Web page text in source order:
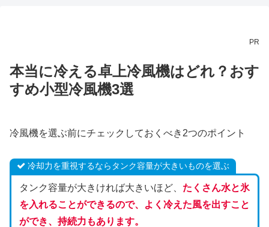
PR
本当に冷える卓上冷風機はどれ？おす
すめ小型冷風機3選
冷風機を選ぶ前にチェックしておくべき2つのポイント
冷却力を重視するならタンク容量が大きいものを選ぶ
タンク容量が大きければ大きいほど、 たくさん水と氷
を入れることができるので、よく冷えた風を出すこと
ができ、持続力もあります。